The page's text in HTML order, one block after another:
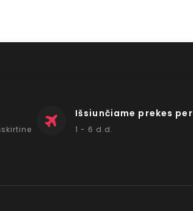
Išsiunčiame prekes per
1 - 6 d.d.